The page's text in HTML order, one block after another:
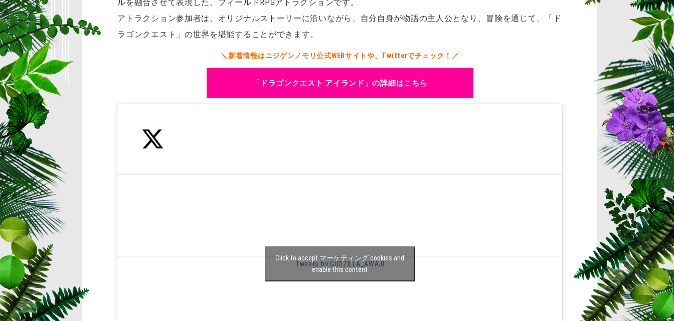
ルを融合させて表現した、フィールドRPGアトラクションです。
アトラクション参加者は、オリジナルストーリーに沿いながら、自分自身が物語の主人公となり、冒険を通じて、「ド
ラゴンクエスト」の世界を堪能することができます。
＼新着情報はニジゲンノモリ公式WEBサイトや、Twitterでチェック！／
「ドラゴンクエスト アイランド」の詳細はこちら
Tweets by GODZILLA_AWAJI
Click to accept マーケティング cookies and
enable this content